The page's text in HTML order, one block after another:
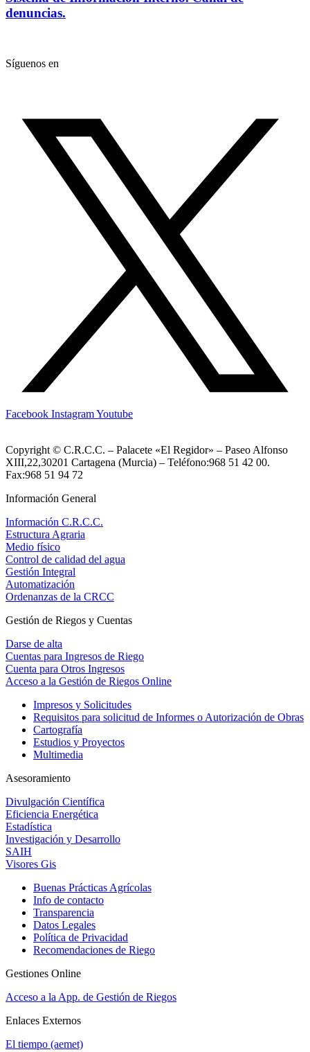
denuncias.
Síguenos en
Facebook InstagramYoutube
Copyright © C.R.C.C. – Palacete «El Regidor» – Paseo Alfonso
XIII,22,30201 Cartagena (Murcia) – Teléfono:968 51 42 00.
Fax:968 51 94 72
Información General
Información C.R.C.C.
Estructura Agraria
Medio físico
Control de calidad del agua
Gestión Integral
Automatización
Ordenanzas de la CRCC
Gestión de Riegos y Cuentas
Darse de alta
Cuentas para Ingresos de Riego
Cuenta para Otros Ingresos
Acceso a la Gestión de Riegos Online
Impresos y Solicitudes
Requisitos para solicitud de Informes o Autorización de Obras
Cartografía
Estudios y Proyectos
Multimedia
Asesoramiento
Divulgación Científica
Eficiencia Energética
Estadística
Investigación y Desarrollo
SAIH
Visores Gis
Buenas Prácticas Agrícolas
Info de contacto
Transparencia
Datos Legales
Política de Privacidad
Recomendaciones de Riego
Gestiones Online
Acceso a la App. de Gestión de Riegos
Enlaces Externos
El tiempo (aemet)